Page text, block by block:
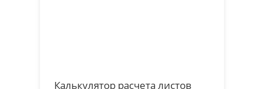
Калькулятор расчета листов